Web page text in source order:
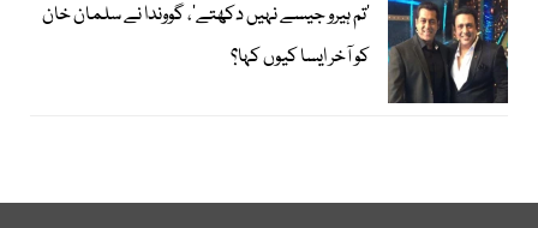
’تم ہیرو جیسے نہیں دکھتے‘، گووندا نے سلمان خان
کو آخر ایسا کیوں کہا؟